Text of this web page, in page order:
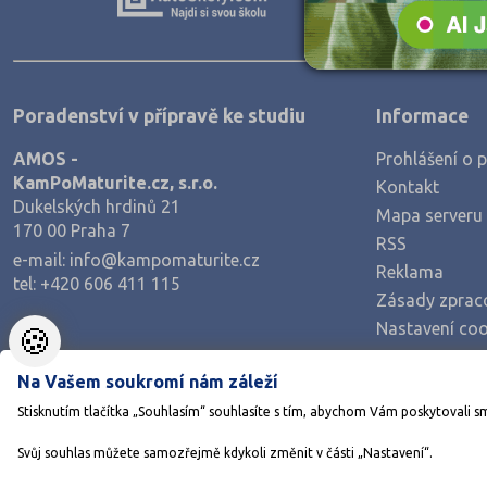
Zemědělské a ekologické
Poradenství v přípravě ke studiu
AMOS -
KamPoMaturite.cz, s.r.o.
Dukelských hrdinů 21
170 00 Praha 7
e-mail: info@kampomaturite.cz
tel: +420 606 411 115
Informace
Prohlášení o
Kontakt
Mapa serveru
RSS
Reklama
Zásady
Nastavení
🍪
Na Vašem soukromí nám záleží
Stisknutím tlačítka „Souhlasím“ souhlasíte s tím, abychom Vám poskytovali
Svůj souhlas můžete samozřejmě kdykoli změnit v části „Nastavení“.